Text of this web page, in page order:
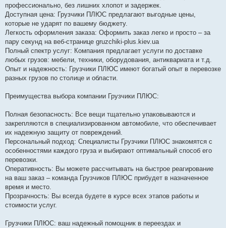
профессионально, без лишних хлопот и задержек.
Доступная цена: Грузчики ПЛЮС предлагают выгодные цены,
которые не ударят по вашему бюджету.
Легкость оформления заказа: Оформить заказ легко и просто – за
пару секунд на веб-странице gruzchiki-plus.kiev.ua
Полный спектр услуг: Компания предлагает услуги по доставке
любых грузов: мебели, техники, оборудования, антиквариата и т.д.
Опыт и надежность: Грузчики ПЛЮС имеют богатый опыт в перевозке
разных грузов по столице и области.
Преимущества выбора компании Грузчики ПЛЮС:
Полная безопасность: Все вещи тщательно упаковываются и
закрепляются в специализированном автомобиле, что обеспечивает
их надежную защиту от повреждений.
Персональный подход: Специалисты Грузчики ПЛЮС знакомятся с
особенностями каждого груза и выбирают оптимальный способ его
перевозки.
Оперативность: Вы можете рассчитывать на быстрое реагирование
на ваш заказ – команда Грузчиков ПЛЮС прибудет в назначенное
время и место.
Прозрачность: Вы всегда будете в курсе всех этапов работы и
стоимости услуг.
Грузчики ПЛЮС: ваш надежный помощник в переездах и